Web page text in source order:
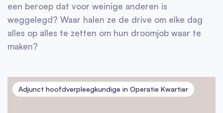
een beroep dat voor weinige anderen is
weggelegd? Waar halen ze de drive om elke dag
alles op alles te zetten om hun droomjob waar te
maken?
Adjunct hoofdverpleegkundige in Operatie Kwartier